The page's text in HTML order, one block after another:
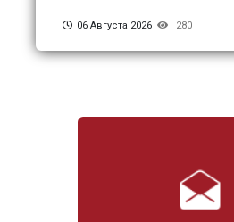
06 Августа 2026 280